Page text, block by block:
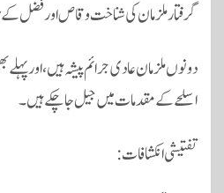
گرفتار ملزمان کی شناخت وقاص اور فضل
دونوں ملزمان عادی جرائم پیشہ ہیں، اور
اسلحے کے مقدمات میں جیل جا چکے ہیں۔
تفتیشی انکشافات: